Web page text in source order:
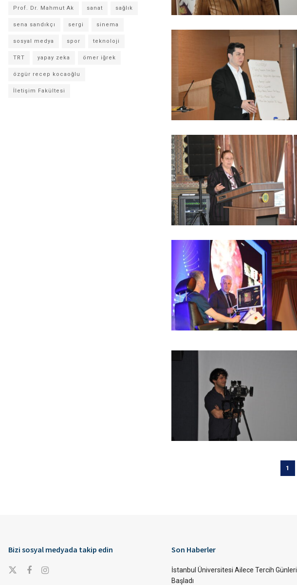
1
Prof. Dr. Mahmut Ak sanat sağlık
sena sandıkçı sergi sinema
sosyal medya spor teknoloji
TRT yapay zeka ömer iğrek
özgür recep kocaoğlu
İletişim Fakültesi
Bizi sosyal medyada takip edin Son Haberler
İstanbul Üniversitesi Ailece Tercih Günleri
Başladı